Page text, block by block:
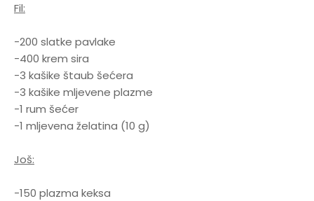
Fil:
-200 slatke pavlake
-400 krem sira
-3 kašike štaub šećera
-3 kašike mljevene plazme
-1 rum šećer
-1 mljevena želatina (10 g)
Još:
-150 plazma keksa